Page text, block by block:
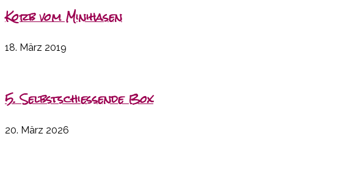
Korb vom Minihasen
18. März 2019
5. Selbstschießende Box
20. März 2026